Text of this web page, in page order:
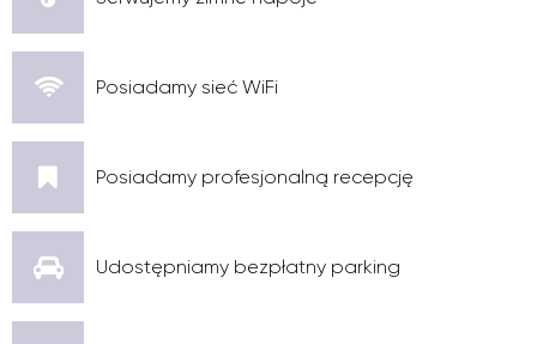
Posiadamy sieć WiFi
Posiadamy profesjonalną recepcję
Udostępniamy bezpłatny parking